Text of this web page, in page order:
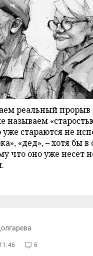
реальный прорыв
называем
уже стараются не
«дед», – хотя бы
что оно уже несет
6